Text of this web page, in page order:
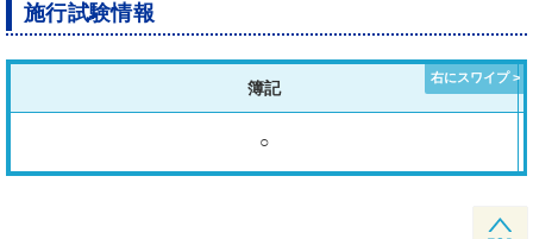
施行試験情報
簿記
○